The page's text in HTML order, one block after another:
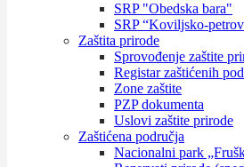
SRP "Obedska bara"
SRP “Koviljsko-
Zaštita prirode
Sprovođenje zaštite
Registar zaštićenih
Zone zaštite
PZP dokumenta
Uslovi zaštite prirode
Zaštićena područja
Nacionalni park